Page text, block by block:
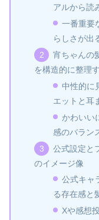
アルから読
一番重要
らしさが出
宵ちゃんの
を構造的に整理
中性的に
エットと耳
かわいい
感のバラン
公式設定と
のイメージ像
公式キャ
る存在感と
Xや感想